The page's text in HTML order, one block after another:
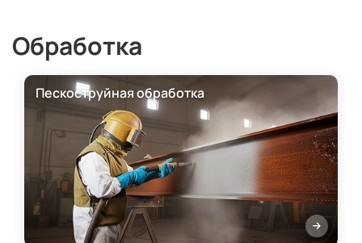
Обработка
Пескоструйная обработка